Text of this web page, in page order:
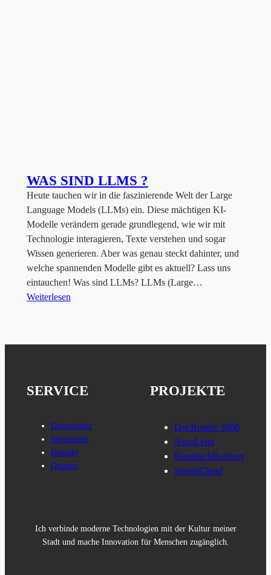
WAS SIND LLMS ?
Heute tauchen wir in die faszinierende Welt der Large
Language Models (LLMs) ein. Diese mächtigen KI-
Modelle verändern gerade grundlegend, wie wir mit
Technologie interagieren, Texte verstehen und sogar
Wissen generieren. Aber was genau steckt dahinter, und
welche spannenden Modelle gibt es aktuell? Lass uns
eintauchen! Was sind LLMs? LLMs (Large…
Weiterlesen
SERVICE
Datenschutz
Impressum
Kontakt
Quizzes
PROJEKTE
DocReader 3000
NuusLetta
RoemischRechner
SoundCloud
Ich verbinde moderne Technologien mit der Kultur meiner
Stadt und mache Innovation für Menschen zugänglich.